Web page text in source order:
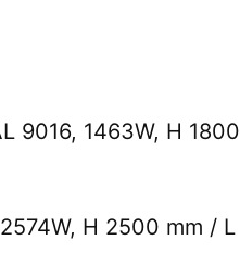
9016, 1463W, H 1800
H 2500 mm / L